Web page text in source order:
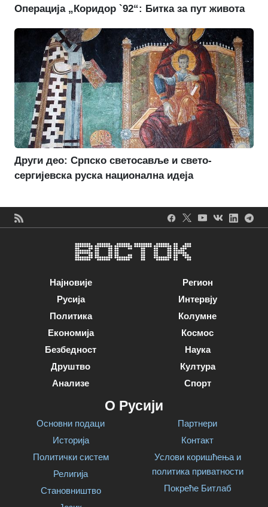
Операција „Коридор `92“: Битка за пут живота
Други део: Српско светосавље и свето-
сергијевска руска национална идеја
Најновије
Русија
Политика
Економија
Безбедност
Друштво
Анализе
Регион
Интервју
Колумне
Космос
Наука
Култура
Спорт
О Русији
Основни подаци
Историја
Политички систем
Религија
Становништво
Партнери
Контакт
Услови коришћења и
политика приватности
Покреће Битлаб